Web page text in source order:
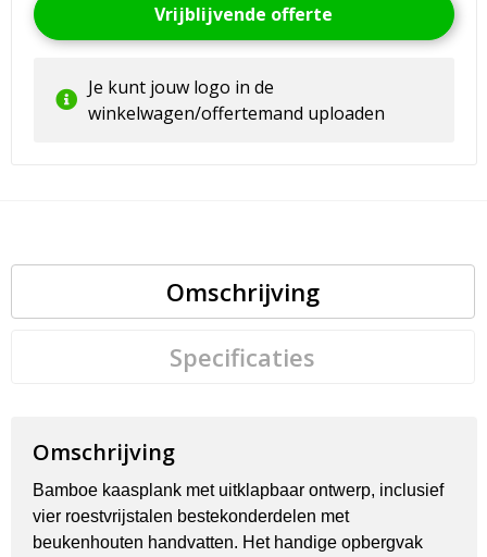
Vrijblijvende offerte
Je kunt jouw logo in de
winkelwagen/offertemand uploaden
Omschrijving
Specificaties
Omschrijving
Bamboe kaasplank met uitklapbaar ontwerp, inclusief
vier roestvrijstalen bestekonderdelen met
beukenhouten handvatten. Het handige opbergvak